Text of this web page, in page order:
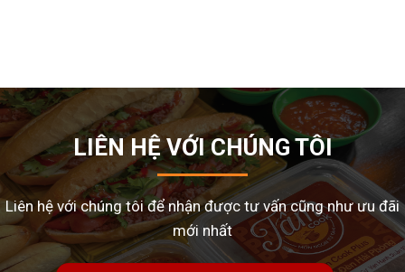
LIÊN HỆ VỚI CHÚNG TÔI
Liên hệ với chúng tôi để nhận được tư vấn cũng như ưu đãi
mới nhất